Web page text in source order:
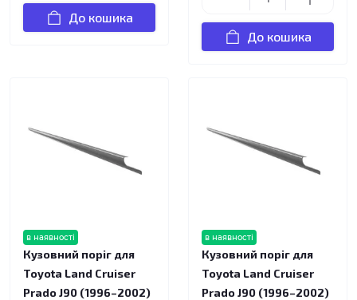
До кошика
До кошика
в наявності
Кузовний поріг для
Toyota Land Cruiser
Prado J90 (1996–2002)
в наявності
Кузовний поріг для
Toyota Land Cruiser
Prado J90 (1996–2002)